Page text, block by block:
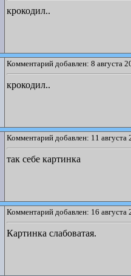
крокодил..
Комментарий добавлен: 8 августа
крокодил..
Комментарий добавлен: 11 августа
так себе картинка
Комментарий добавлен: 16 августа
Картинка слабоватая.